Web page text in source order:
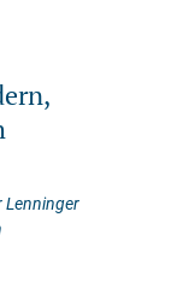
Lenninger